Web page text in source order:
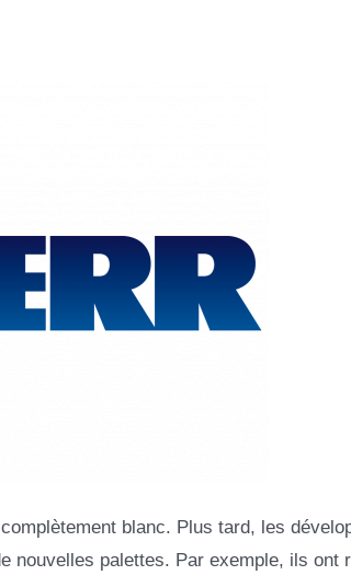
blanc. Plus tard, les
nouvelles palettes. Par exemple, ils ont